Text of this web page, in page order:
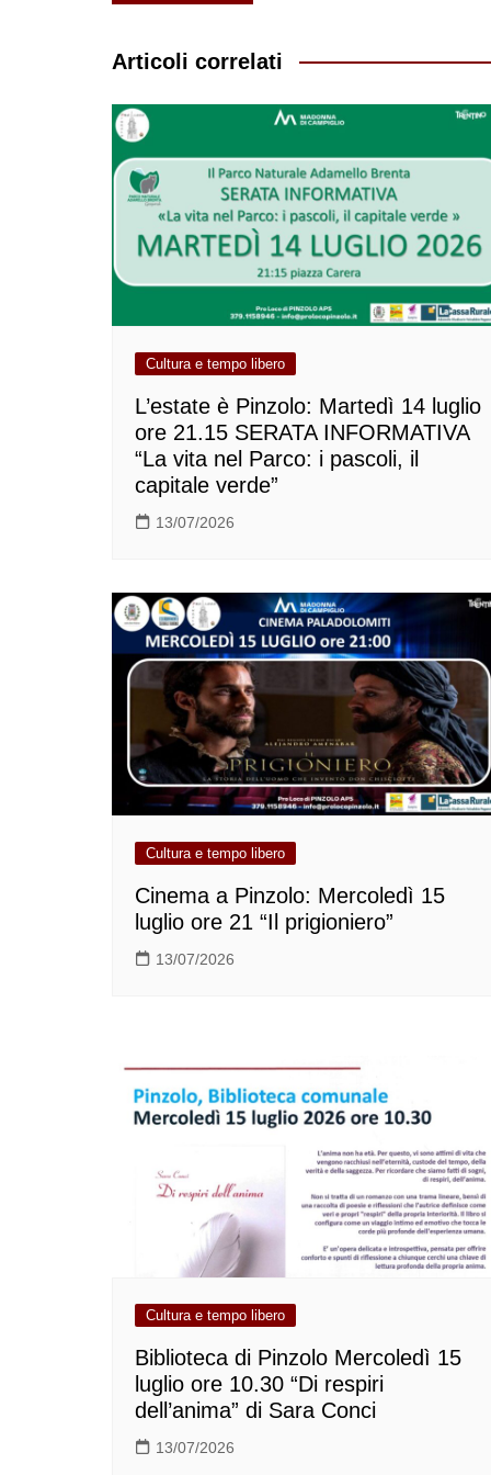
articoli
Articoli correlati
Cultura e tempo libero
L’estate è Pinzolo: Martedì 14 luglio
ore 21.15 SERATA INFORMATIVA
“La vita nel Parco: i pascoli, il
capitale verde”
13/07/2026
Cultura e tempo libero
Cinema a Pinzolo: Mercoledì 15
luglio ore 21 “Il prigioniero”
13/07/2026
Cultura e tempo libero
Biblioteca di Pinzolo Mercoledì 15
luglio ore 10.30 “Di respiri
dell’anima” di Sara Conci
13/07/2026